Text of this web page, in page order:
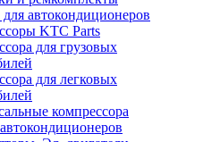
автокондиционеров
KTC Parts
для грузовых
для легковых
компрессора